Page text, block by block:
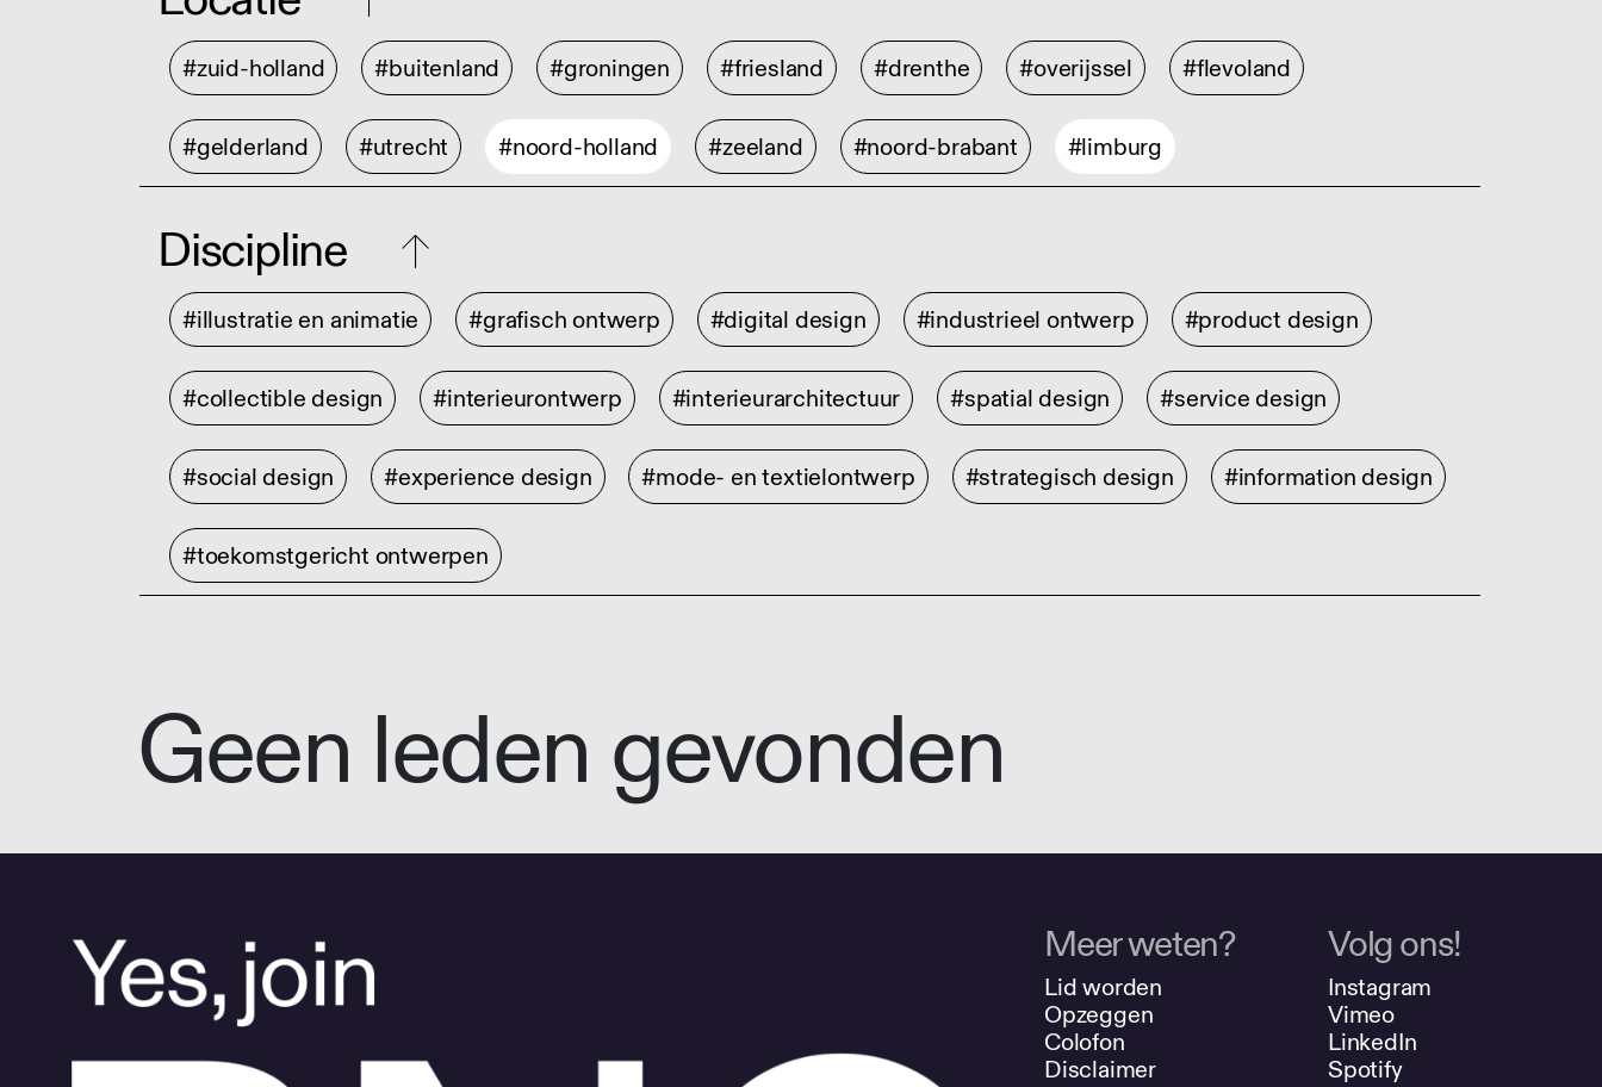
#zuid-holland #buitenland #groningen #friesland #drenthe #overijssel #flevoland
#gelderland #utrecht #noord-holland #zeeland #noord-brabant #limburg
Discipline
#illustratie en animatie #grafisch ontwerp #digital design #industrieel ontwerp #product design
#collectible design #interieurontwerp #interieurarchitectuur #spatial design #service design
#social design #experience design #mode- en textielontwerp #strategisch design #information design
#toekomstgericht ontwerpen
Geen leden gevonden
Meer weten?
Lid worden
Opzeggen
Colofon
Disclaimer
Volg ons!
Instagram
Vimeo
LinkedIn
Spotify